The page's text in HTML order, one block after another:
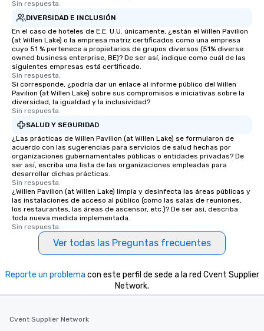
customized to your
will walk away
ready to create their
Together! *** Contact
Sin respuesta.
DIVERSIDAD E INCLUSIÓN
En el caso de hoteles de E.E. U.U. únicamente, ¿están el Willen Pavilion
(at Willen Lake) o la empresa matriz certificados como una empresa
cuyo 51 % pertenece a propietarios de grupos diversos (51% diverse
owned business enterprise, BE)? De ser así, indique como cuál de las
siguientes empresas está certificado.
Sin respuesta.
Si corresponde, ¿podría dar un enlace al informe público del Willen
Pavilion (at Willen Lake) sobre sus compromisos e iniciativas sobre la
diversidad, la igualdad y la inclusividad?
Sin respuesta.
SALUD Y SEGURIDAD
¿Las prácticas de Willen Pavilion (at Willen Lake) se formularon de
acuerdo con las sugerencias para servicios de salud hechas por
organizaciones gubernamentales públicas o entidades privadas? De
ser así, escriba una lista de las organizaciones empleadas para
desarrollar dichas prácticas.
Sin respuesta.
¿Willen Pavilion (at Willen Lake) limpia y desinfecta las áreas públicas y
las instalaciones de acceso al público (como las salas de reuniones,
los restaurantes, las áreas de ascensor, etc.)? De ser así, describa
toda nueva medida implementada.
Sin respuesta.
Ver todas las Preguntas frecuentes
Reporte un problema con este perfil de sede a la red Cvent Supplier
Network.
Cvent Supplier Network